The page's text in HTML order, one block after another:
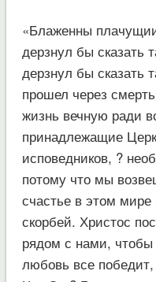
«Блаженны
дерзнул бы сказать
дерзнул бы сказать
прошел через
жизнь вечную ради
принадлежащие
исповедников, ?
потому что мы
счастье в этом мире
скорбей. Христос
рядом с нами,
любовь все